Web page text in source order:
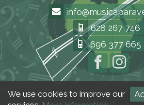
628 267 746
696 377 665
We use cookies to improve our